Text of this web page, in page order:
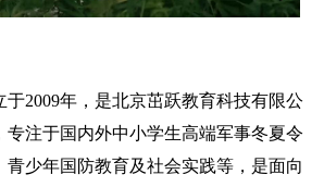
于2009年，是北京茁跃教育科技有限公
专注于国内外中小学生高端军事冬夏令
青少年国防教育及社会实践等，是面向